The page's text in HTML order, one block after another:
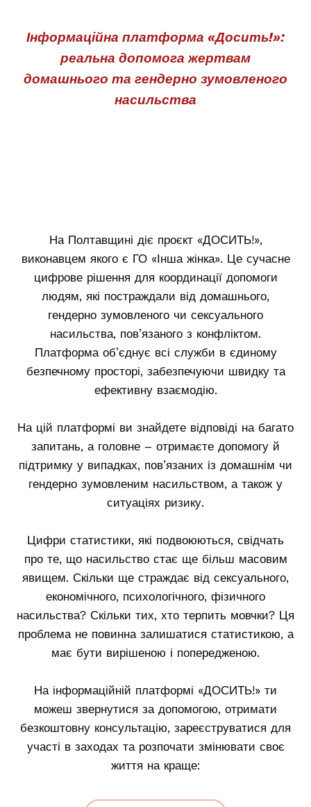
Інформаційна платформа «Досить!»:
реальна допомога жертвам
домашнього та гендерно зумовленого
насильства
На Полтавщині діє проєкт «ДОСИТЬ!»,
виконавцем якого є ГО «Інша жінка». Це сучасне
цифрове рішення для координації допомоги
людям, які постраждали від домашнього,
гендерно зумовленого чи сексуального
насильства, пов’язаного з конфліктом.
Платформа об’єднує всі служби в єдиному
безпечному просторі, забезпечуючи швидку та
ефективну взаємодію.
На цій платформі ви знайдете відповіді на багато
запитань, а головне – отримаєте допомогу й
підтримку у випадках, пов’язаних із домашнім чи
гендерно зумовленим насильством, а також у
ситуаціях ризику.
Цифри статистики, які подвоюються, свідчать
про те, що насильство стає ще більш масовим
явищем. Скільки ще страждає від сексуального,
економічного, психологічного, фізичного
насильства? Скільки тих, хто терпить мовчки? Ця
проблема не повинна залишатися статистикою, а
має бути вирішеною і попередженою.
На інформаційній платформі «ДОСИТЬ!» ти
можеш звернутися за допомогою, отримати
безкоштовну консультацію, зареєструватися для
участі в заходах та розпочати змінювати своє
життя на краще: